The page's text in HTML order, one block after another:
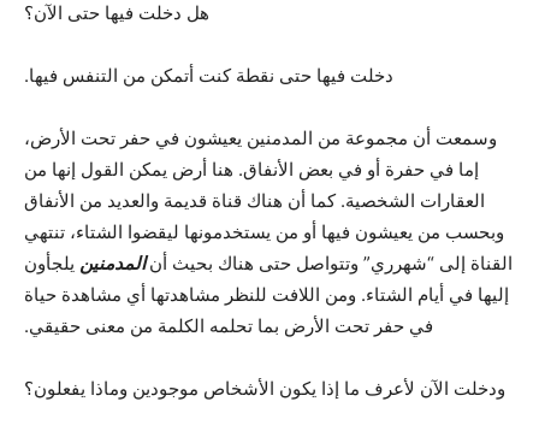
هل دخلت فيها حتى الآن؟
دخلت فيها حتى نقطة كنت أتمكن من التنفس فيها.
وسمعت أن مجموعة من المدمنين يعيشون في حفر تحت الأرض،
إما في حفرة أو في بعض الأنفاق. هنا أرض يمكن القول إنها من
العقارات الشخصية. كما أن هناك قناة قديمة والعديد من الأنفاق
وبحسب من يعيشون فيها أو من يستخدمونها ليقضوا الشتاء، تنتهي
القناة إلى “شهرري” وتتواصل حتى هناك بحيث أنالمدمنين يلجأون
إليها في أيام الشتاء. ومن اللافت للنظر مشاهدتها أي مشاهدة حياة
في حفر تحت الأرض بما تحلمه الكلمة من معنى حقيقي.
ودخلت الآن لأعرف ما إذا يكون الأشخاص موجودين وماذا يفعلون؟